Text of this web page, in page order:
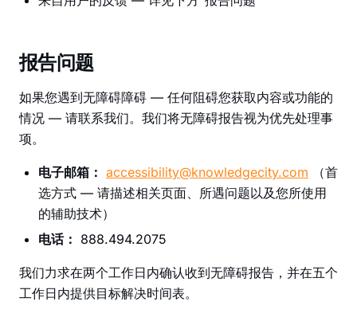
报告问题
如果您遇到无障碍障碍 — 任何阻碍您获取内容或功能的
情况 — 请联系我们。我们将无障碍报告视为优先处理事
项。
电子邮箱： accessibility@knowledgecity.com （首
选方式 — 请描述相关页面、所遇问题以及您所使用
的辅助技术）
电话： 888.494.2075
我们力求在两个工作日内确认收到无障碍报告，并在五个
工作日内提供目标解决时间表。